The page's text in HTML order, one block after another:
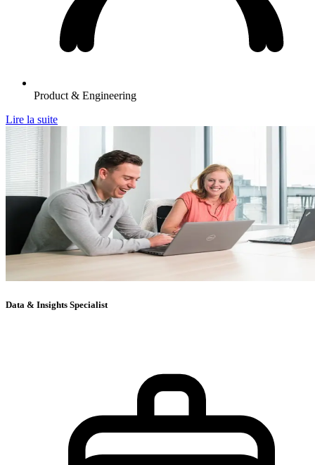
Product & Engineering
Lire la suite
Data & Insights Specialist